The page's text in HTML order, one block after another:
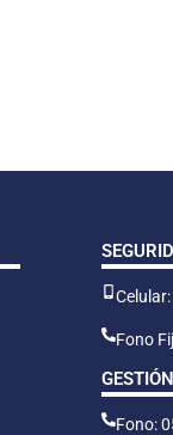
Fono
Fono: